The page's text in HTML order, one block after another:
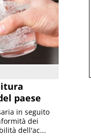
paese
in seguito
dei
dell'ac...